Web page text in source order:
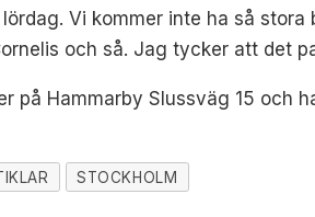
Vi kommer inte ha så
och så. Jag tycker att det
på Hammarby Slussväg 15 och
STOCKHOLM